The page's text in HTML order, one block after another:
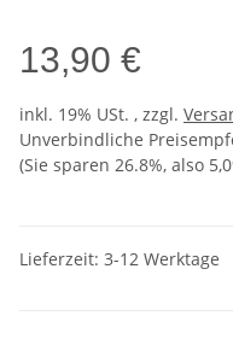
13,90 €
inkl. 19% USt. , zzgl.
Unverbindliche
(Sie sparen 26.8%, also
Lieferzeit: 3-12 Werktage